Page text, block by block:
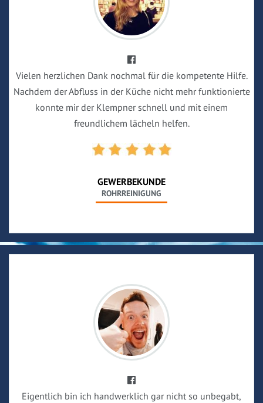
Vielen herzlichen Dank nochmal für die kompetente Hilfe.
Nachdem der Abfluss in der Küche nicht mehr funktionierte
konnte mir der Klempner schnell und mit einem
freundlichem lächeln helfen.
GEWERBEKUNDE
ROHRREINIGUNG
Eigentlich bin ich handwerklich gar nicht so unbegabt,